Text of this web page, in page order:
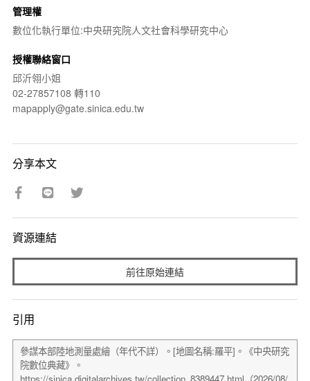
管理權
數位化執行單位:中央研究院人文社會科學研究中心
授權聯絡窗口
邱沂翎小姐
02-27857108 轉110
mapapply@gate.sinica.edu.tw
分享本文
資源連結
前往原始連結
引用